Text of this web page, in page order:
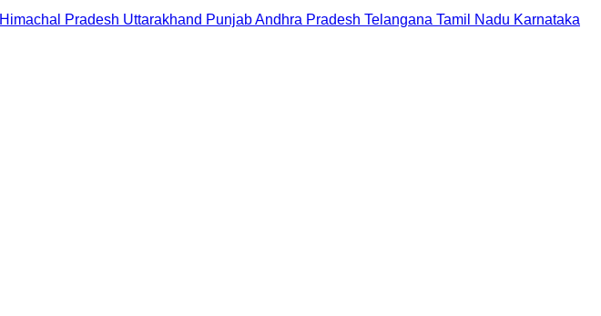
Himachal Pradesh Uttarakhand PunjabAndhra Pradesh Telangana Tamil Nadu Karnataka